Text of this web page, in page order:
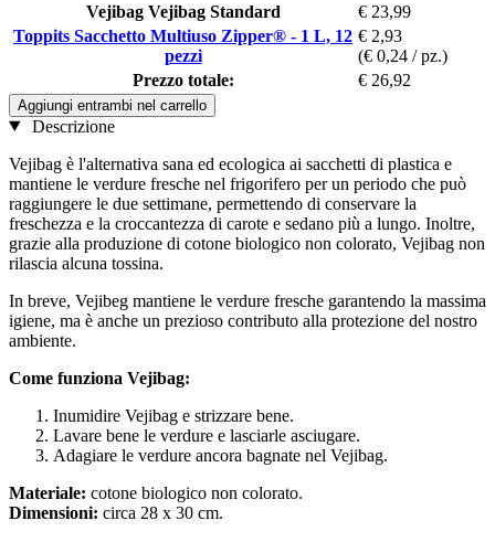
Vejibag Vejibag Standard
€ 23,99
Toppits Sacchetto Multiuso Zipper® - 1 L, 12
pezzi
€ 2,93
(€ 0,24 / pz.)
Prezzo totale:
€ 26,92
Aggiungi entrambi nel carrello
Descrizione
Vejibag è l'alternativa sana ed ecologica ai sacchetti di plastica e
mantiene le verdure fresche nel frigorifero per un periodo che può
raggiungere le due settimane, permettendo di conservare la
freschezza e la croccantezza di carote e sedano più a lungo. Inoltre,
grazie alla produzione di cotone biologico non colorato, Vejibag non
rilascia alcuna tossina.
In breve, Vejibeg mantiene le verdure fresche garantendo la massima
igiene, ma è anche un prezioso contributo alla protezione del nostro
ambiente.
Come funziona Vejibag:
Inumidire Vejibag e strizzare bene.
Lavare bene le verdure e lasciarle asciugare.
Adagiare le verdure ancora bagnate nel Vejibag.
Materiale: cotone biologico non colorato.
Dimensioni: circa 28 x 30 cm.